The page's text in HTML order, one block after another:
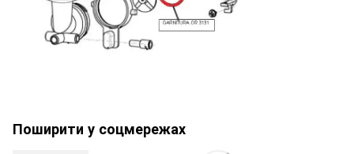
Поширити у соцмережах